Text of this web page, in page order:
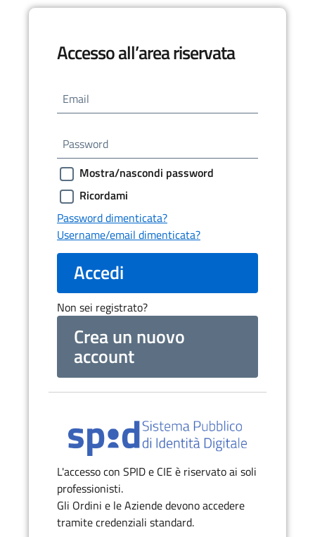
Accesso all’area riservata
Email
Password
Mostra/nascondi password
Ricordami
Password dimenticata?
Username/email dimenticata?
Accedi
Non sei registrato?
Crea un nuovo
account
L'accesso con SPID e CIE è riservato ai soli
professionisti.
Gli Ordini e le Aziende devono accedere
tramite credenziali standard.